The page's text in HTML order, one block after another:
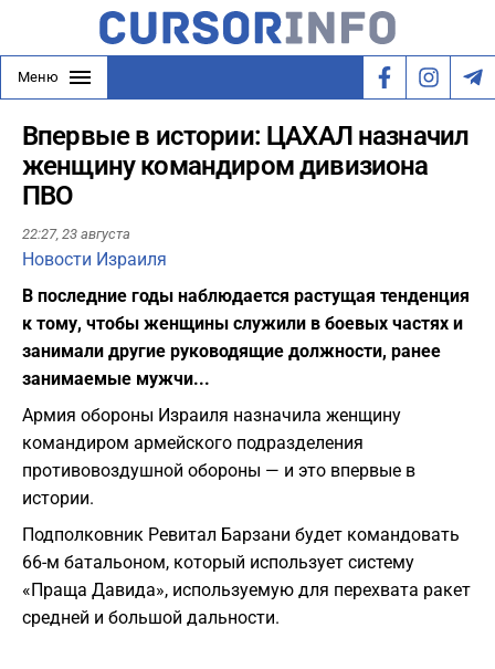
Меню
Впервые в истории: ЦАХАЛ назначил
женщину командиром дивизиона
ПВО
22:27, 23 августа
Новости Израиля
В последние годы наблюдается растущая тенденция
к тому, чтобы женщины служили в боевых частях и
занимали другие руководящие должности, ранее
занимаемые мужчи...
Армия обороны Израиля назначила женщину
командиром армейского подразделения
противовоздушной обороны — и это впервые в
истории.
Подполковник Ревитал Барзани будет командовать
66-м батальоном, который использует систему
«Праща Давида», используемую для перехвата ракет
средней и большой дальности.